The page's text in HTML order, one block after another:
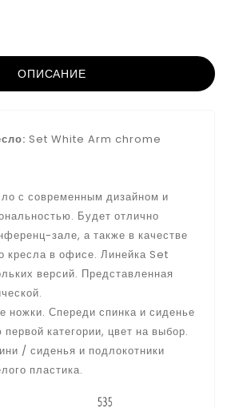
ОПИСАНИЕ
Set White Arm chrome
с современным дизайном и
Будет отлично
зале, а также в качестве
кресла в офисе. Линейка Set
версий. Представленная
ножки. Спереди спинка и сиденье
категории, цвет на выбор.
/ сиденья и подлокотники
пластика.